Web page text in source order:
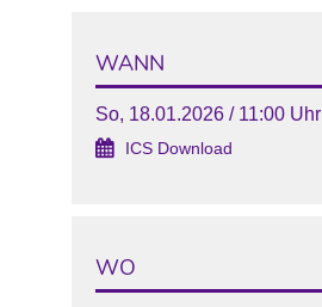
WANN
So, 18.01.2026 / 11:00 Uhr
ICS Download
WO